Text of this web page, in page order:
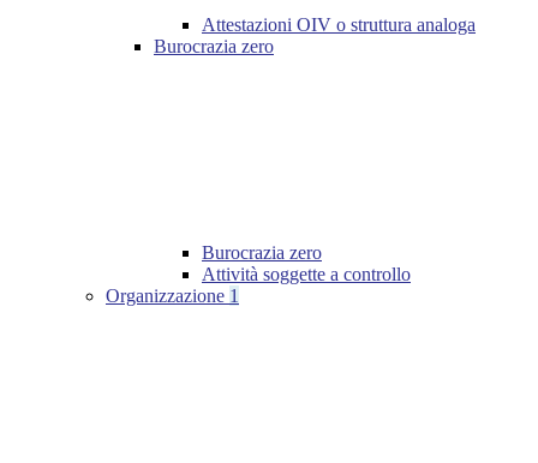
Attestazioni OIV o struttura analoga
Burocrazia zero
Burocrazia zero
Attività soggette a controllo
Organizzazione 1